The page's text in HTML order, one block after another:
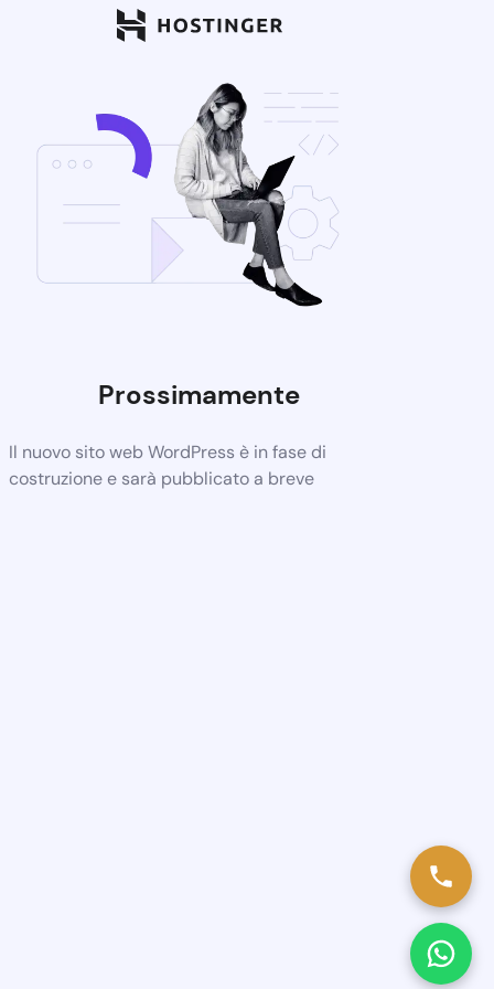
Prossimamente
Il nuovo sito web WordPress è in fase di
costruzione e sarà pubblicato a breve